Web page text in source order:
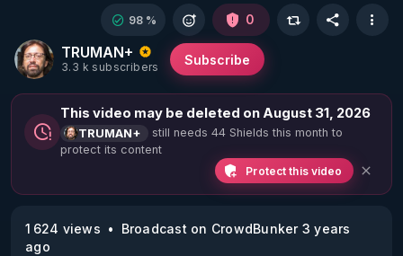
TRUMAN+
3.3 k subscribers
Subscribe
98 % 0
This video may be deleted on August 31, 2026
TRUMAN+
still needs 44 Shields this month to
protect its content
Protect this video
1 624 views
Broadcast on CrowdBunker 3 years
ago